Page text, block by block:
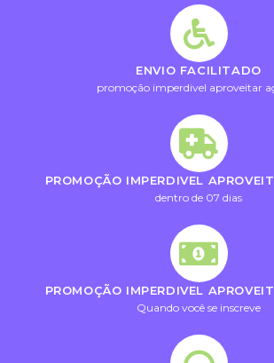
ENVIO FACILITADO
promoção imperdivel aproveitar
PROMOÇÃO IMPERDIVEL
dentro de 07 dias
PROMOÇÃO IMPERDIVEL
Quando você se inscreve